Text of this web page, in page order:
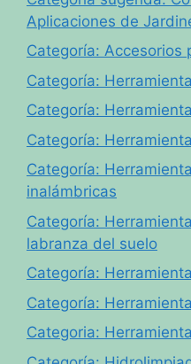
Aplicaciones de
Categoría: Accesorios
Categoría:
Categoría:
Categoría:
Categoría:
inalámbricas
Categoría:
labranza del suelo
Categoría:
Categoría:
Categoria: